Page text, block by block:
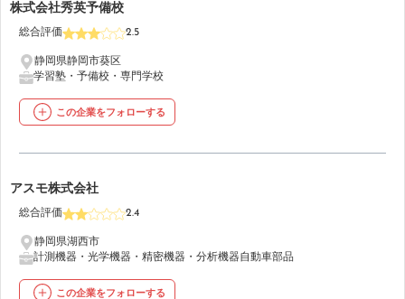
30
株式会社秀英予備校
総合評価 2.5
静岡県静岡市葵区
学習塾・予備校・専門学校
この企業をフォローする
31アスモ株式会社
総合評価 2.4
静岡県湖西市
計測機器・光学機器・精密機器・分析機器自動車部品
この企業をフォローする